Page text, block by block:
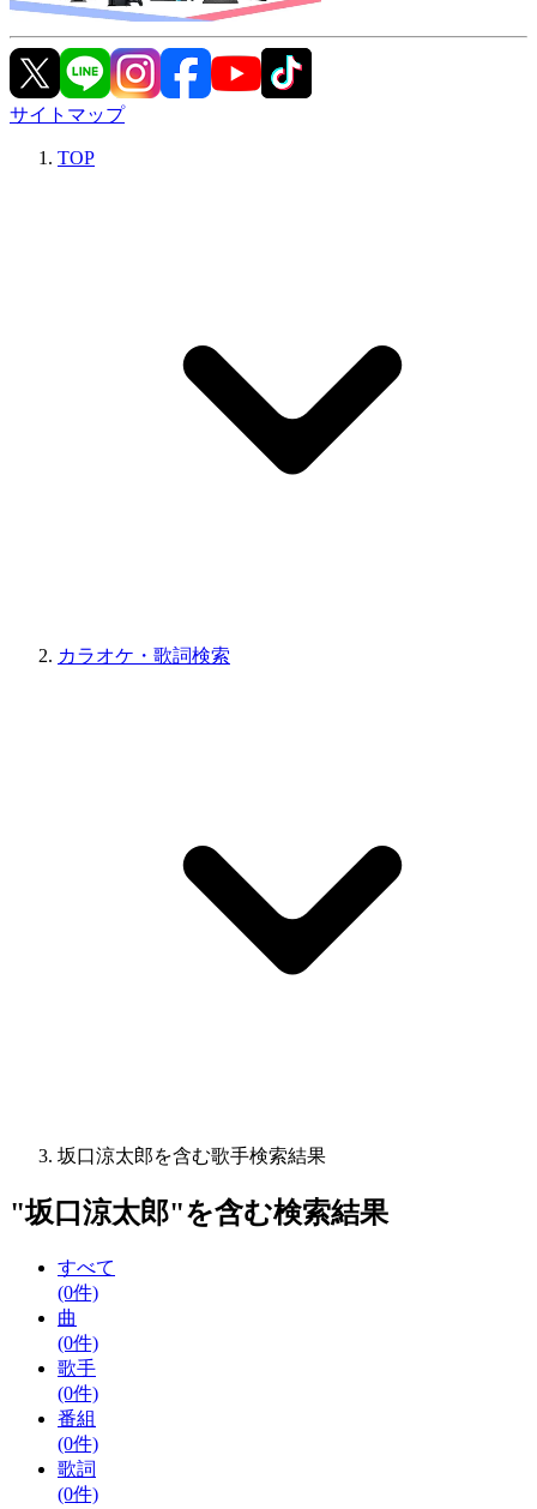
サイトマップ
TOP
カラオケ・歌詞検索
坂口涼太郎を含む歌手検索結果
"坂口涼太郎"を含む検索結果
すべて
(0件)
曲
(0件)
歌手
(0件)
番組
(0件)
歌詞
(0件)